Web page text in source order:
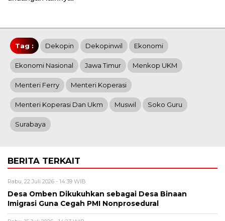
Tag : Dekopin Dekopinwil Ekonomi
Ekonomi Nasional Jawa Timur Menkop UKM
Menteri Ferry Menteri Koperasi
Menteri Koperasi Dan Ukm Muswil Soko Guru
Surabaya
BERITA TERKAIT
Rabu, 22 Juli 2026 - 14:39 WIB
Desa Omben Dikukuhkan sebagai Desa Binaan
Imigrasi Guna Cegah PMI Nonprosedural